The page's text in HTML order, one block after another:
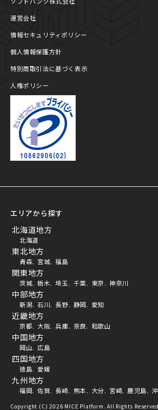
運営会社
情報セキュリティポリシー
個人情報保護方針
特別商取引法に基づく表示
人権ポリシー
エリアから探す
北海道地方
北海道
東北地方
青森、 宮城、 福島
関東地方
茨城、 栃木、 埼玉、 千葉、 東京、 神奈川
中部地方
新潟、 石川、 長野、 静岡、 愛知
近畿地方
京都、 大阪、 兵庫、 奈良、 和歌山
中国地方
岡山、 広島
四国地方
徳島、 愛媛
九州地方
福岡、 佐賀、 長崎、 熊本、 大分、 宮崎、 鹿児島、
Copyright (C) 2026 MICE Platform. All Rights